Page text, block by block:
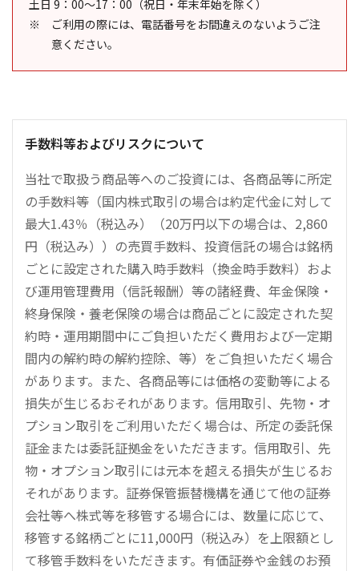
土日 9：00～17：00（祝日・年末年始を除く）
ご利用の際には、電話番号をお間違えのないようご注
意ください。
手数料等およびリスクについて
当社で取扱う商品等へのご投資には、各商品等に所定
の手数料等（国内株式取引の場合は約定代金に対して
最大1.43％（税込み）（20万円以下の場合は、2,860
円（税込み））の売買手数料、投資信託の場合は銘柄
ごとに設定された購入時手数料（換金時手数料）およ
び運用管理費用（信託報酬）等の諸経費、年金保険・
終身保険・養老保険の場合は商品ごとに設定された契
約時・運用期間中にご負担いただく費用および一定期
間内の解約時の解約控除、等）をご負担いただく場合
があります。また、各商品等には価格の変動等による
損失が生じるおそれがあります。信用取引、先物・オ
プション取引をご利用いただく場合は、所定の委託保
証金または委託証拠金をいただきます。信用取引、先
物・オプション取引には元本を超える損失が生じるお
それがあります。証券保管振替機構を通じて他の証券
会社等へ株式等を移管する場合には、数量に応じて、
移管する銘柄ごとに11,000円（税込み）を上限額とし
て移管手数料をいただきます。有価証券や金銭のお預